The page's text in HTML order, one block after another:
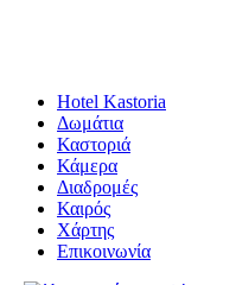
Hotel Kastoria
Δωμάτια
Καστοριά
Κάμερα
Διαδρομές
Καιρός
Χάρτης
Επικοινωνία